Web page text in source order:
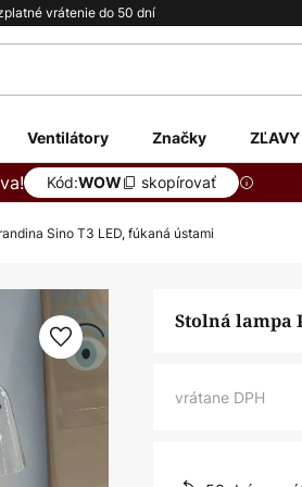
vrátenie do 50 dní
Ventilátory Značky ZĽAVY
Kód:WOW skopírovať
Sino T3 LED, fúkaná ústami
Stolná lampa
vrátane DPH